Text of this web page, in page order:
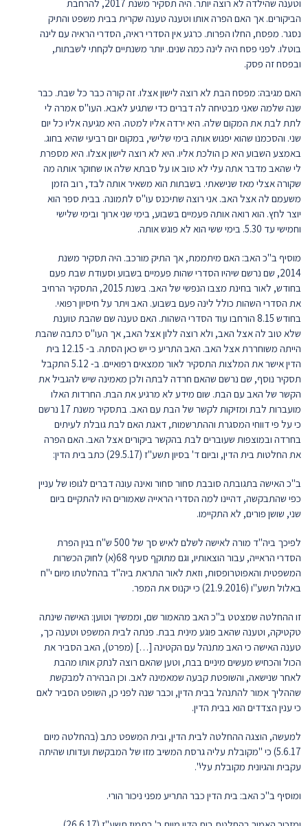
וטענה שהילדה לא רוצה יותר. היה תסקיר משנת 2017, להרחבת
הביקורים. אך האם הפרה אותו וטענה טענה שקרית בבית משפט והתיק
נסגר. מפסח, החלו הפרות. כרגע אין הסדרי ראיה, הסדרי הראיה עם לינה
בוטלו. לפני פסח היה לינה כמה שנים. יותר משנתיים לקחתי לשבתות,
ובפסח זה פסק.
האם מגיבה: מפסח הבת לא רוצה לישון אצלו. זה קורה כבר כל שבת. כבר
שנה שלמה שאני מבטיחה לה דברים כדי שתגיע לאבא. העו"ס אמרה לי
לתת לבת את המקום שלה. היא ירדה אליו למטה. היא מגיעה אליו כל יום
שני. והסכמנו שהוא יפגוש אותה בימי שלישי, במקום יום רביעי שהיא בחוג.
באמצע השבוע היא כן הולכת אליו. היא לא רוצה לישון אצלו. היא מספרת
לי שהאב מדבר אתה עלי לא טוב או על סבתא שלה או שחוקר אותה מה
שקורה אצלי מאז שנישאתי. בשבתות הוא משאיר אותה לבד, רוב הזמן
משעמם לה אצל האב. אני רוצה שתיכנס עו"ס לתמונה. בבית ספר הוא
יוצר לחץ. הוא רואה אותה פעמיים בשבוע, בימי שני ארוך ובימי שלישי
וחמישי עד 5.30. בימי ששי הוא לא פוגש אותה.
מוסיף ב"כ האב: האם מיתממת, אך התיק מורכב. היה תסקיר משנת
2014, שם נרשם שיהיו הסדרי שהות פעמיים בשבוע וסעודת שבת פעם
בחודש, לאור בחינת מצבו הנפשי של האב. בשנת 2015, התסקיר הרחיב
את הסדרי השהות כולל לינה פעם בשבוע. האב ויתר על חיסיון רפואי.
בחודש 8.15 הורחבו עוד הסדרי השהות. האם טענה שם שהבת טוענת
שלא טוב לה אצל האב, ולא רוצה ללון אצל האב, אך העו"ס כתבה שהבת
הייתה משוחררת אצל האב. האב התריע כי יש כאן הסתה. ב- 12.15 בית
הדין אישר את המלצות התסקיר לאור ממצאים רפואיים. ב- 5.12 התקבל
תסקיר נוסף, שם נרשם שהאם חרדה לבתה ולכן מאמינה שיש להגביל את
הקשר של האב עם הבת. שום מידע לא מרגיע את הבת. החרדות האלו
מועברות לבת ומזיקות לקשר של הבת עם האב. בתסקיר משנת 17 נרשם
כי על פי דווחי המסגרת וההתרשמות, דאגת האם לבת גובלת לעיתים
בחרדה ובמוצפות שעוברים לבת בהקשר ביקורים אצל האב. האם הפרה
את החלטות בית הדין, וביום ד' בסיון תשע"ז (29.5.17) כתב בית הדין:
ב"כ האישה בתגובתה סובבת סחור סחור ואינה עונה דברים לגופו של עניין
כפי שהתבקשה, דהיינו למה הסדרי הראייה שאמורים היו להתקיים ביום
שני, שושן פורים, לא התקיימו.
לפיכך ביה"ד מורה לאישה לשלם לאיש סך של 500 ש"ח בגין הפרת
הסדרי הראייה, עבור הוצאותיו, וגם מתוקף סעיף 68(א) לחוק הכשרות
המשפטית והאפוטרופסות, וזאת לאור התראת ביה"ד בהחלטתו מיום י"ח
באלול תשע"ו (21.9.2016) כי יקנוס את המפר.
זו ההחלטה שמצטט ב"כ האב מהאמור שם, וממשיך וטוען: האישה שינתה
טקטיקה, וטענה שהאב פוגע מינית בבת. פנתה לבית המשפט וטענה כך,
טענה האישה כי האב מתנהל עם הקטינה […] (מפרט), האב הסביר את
הכול והכחיש מעשים מיניים בבת, וטען שהאם רוצה לנתק אותו מהבת
לאחר שנישאה, והשופטת קבעה שמאמינה לאב. וכן הבהירה למבקשת
שההליך אמור להתנהל בבית הדין, וכבר שנה לפני כן, השופט הסביר לאם
כי ענין הצדדים הוא בבית הדין.
למעשה, הוצגה ההחלטה לבית הדין, ובית המשפט כתב (בהחלטה מיום
5.6.17) כי "מקובלת עליה גרסת המשיב מזו של המבקשת ועדותו שהיתה
עקבית והגיונית מקובלת עלי".
ומוסיף ב"כ האב: בית הדין כבר התריע מפני ניכור הורי.